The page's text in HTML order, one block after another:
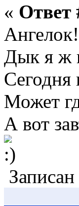
« Ответ
Ангелок!
Дык я ж
Сегодня
Может
А вот
Записан